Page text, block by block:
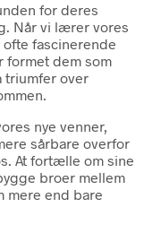
for deres
Når vi lærer vores
fascinerende
formet dem som
triumfer over
nye venner,
sårbare overfor
At fortælle om sine
broer mellem
mere end bare